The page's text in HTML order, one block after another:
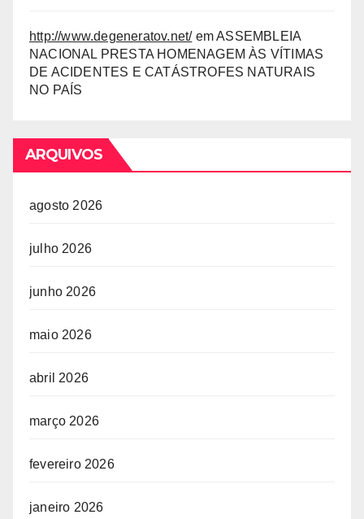
http://www.degeneratov.net/emASSEMBLEIA
NACIONAL PRESTA HOMENAGEM ÀS VÍTIMAS
DE ACIDENTES E CATÁSTROFES NATURAIS
NO PAÍS
ARQUIVOS
agosto 2026
julho 2026
junho 2026
maio 2026
abril 2026
março 2026
fevereiro 2026
janeiro 2026